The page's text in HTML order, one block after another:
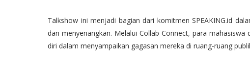
Talkshow ini menjadi bagian dari komitmen SPEAKING.id
dan menyenangkan. Melalui Collab Connect, para
diri dalam menyampaikan gagasan mereka di ruang-ruang